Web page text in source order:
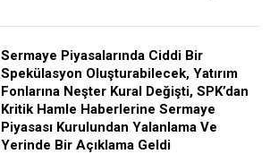
Sermaye Piyasalarında Ciddi Bir
Spekülasyon Oluşturabilecek, Yatırım
Fonlarına Neşter Kural Değişti, SPK’dan
Kritik Hamle Haberlerine Sermaye
Piyasası Kurulundan Yalanlama Ve
Yerinde Bir Açıklama Geldi